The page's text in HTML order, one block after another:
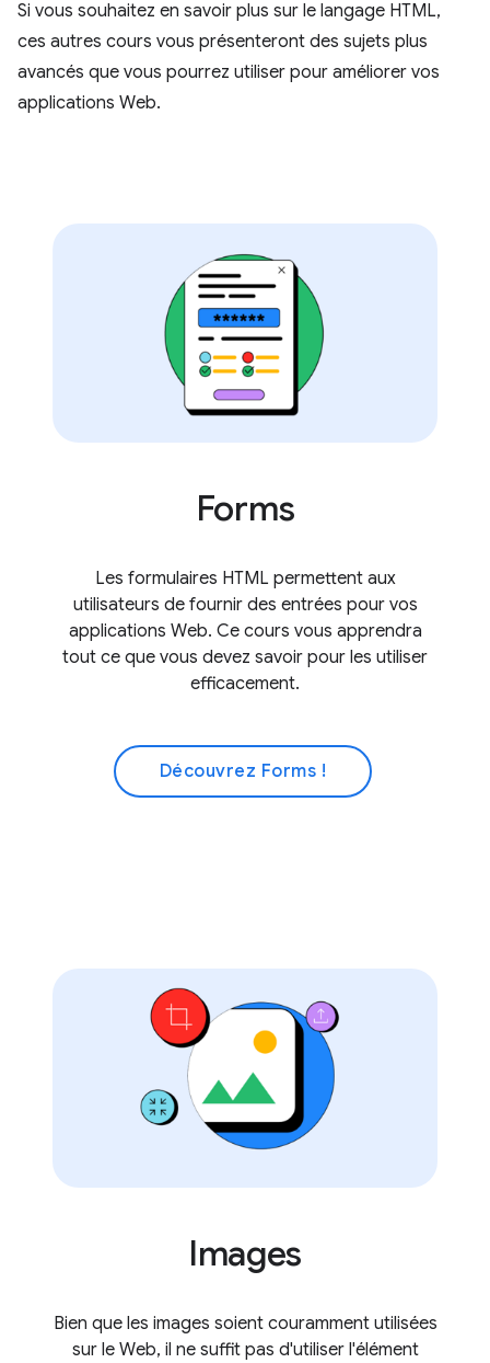
Si vous souhaitez en savoir plus sur le langage HTML,
ces autres cours vous présenteront des sujets plus
avancés que vous pourrez utiliser pour améliorer vos
applications Web.
Forms
Les formulaires HTML permettent aux
utilisateurs de fournir des entrées pour vos
applications Web. Ce cours vous apprendra
tout ce que vous devez savoir pour les utiliser
efficacement.
Découvrez Forms !
Images
Bien que les images soient couramment utilisées
sur le Web, il ne suffit pas d'utiliser l'élément